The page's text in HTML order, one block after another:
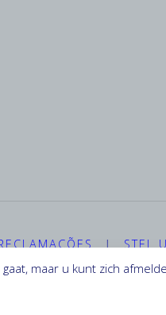
| STEL
maar u kunt zich